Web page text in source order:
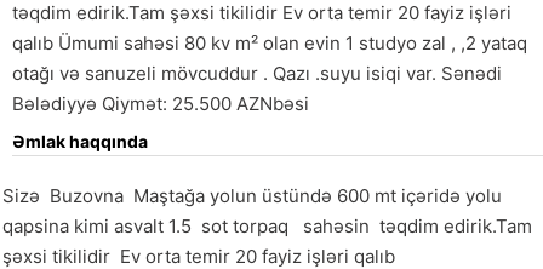
təqdim edirik.Tam şəxsi tikilidir Ev orta temir 20 fayiz işləri
qalıb Ümumi sahəsi 80 kv m² olan evin 1 studyo zal , ,2 yataq
otağı və sanuzeli mövcuddur . Qazı .suyu isiqi var. Sənədi
Bələdiyyə Qiymət: 25.500 AZNbəsi
Əmlak haqqında
Sizə  Buzovna  Maştağa yolun üstündə 600 mt içəridə yolu
qapsina kimi asvalt 1.5  sot torpaq   sahəsin  təqdim edirik.Tam
şəxsi tikilidir  Ev orta temir 20 fayiz işləri qalıb